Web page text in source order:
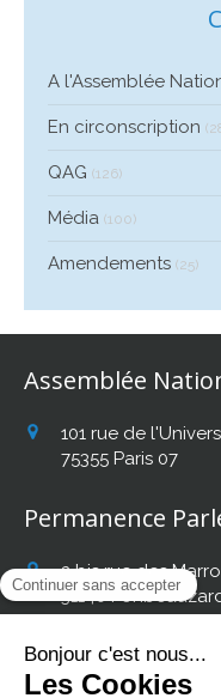
A l'Assemblée
En circonscription
QAG (126)
Média (100)
Amendements (25)
Assemblée
101 rue de
75355 Paris 07
Permanence
2 bis rue des
31140